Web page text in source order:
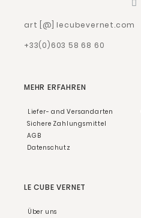
art [@] lecubevernet.com
+33(0)603 58 68 60
MEHR ERFAHREN
Liefer- and Versandarten
Sichere Zahlungsmittel
AGB
Datenschutz
LE CUBE VERNET
Über uns